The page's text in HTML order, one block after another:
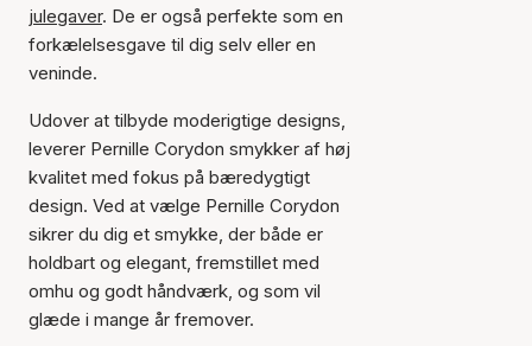
julegaver. De er også perfekte som en
forkælelsesgave til dig selv eller en
veninde.
Udover at tilbyde moderigtige designs,
leverer Pernille Corydon smykker af høj
kvalitet med fokus på bæredygtigt
design. Ved at vælge Pernille Corydon
sikrer du dig et smykke, der både er
holdbart og elegant, fremstillet med
omhu og godt håndværk, og som vil
glæde i mange år fremover.